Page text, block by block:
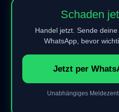
Schaden
Handel jetzt. Sende
WhatsApp, bevor
Jetzt per
Unabhängiges